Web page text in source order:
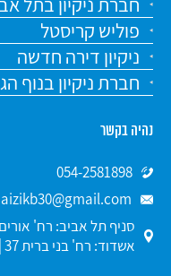
פוליש קריסטל
ניקיון דירה חדשה
חברת ניקיון בנוף
נהיה בקשר
054-2581898
aizikb30@gmail.com
אשדוד: רח' בני ברית 37 | סניף ירושלים: רח' פייר קינג 14